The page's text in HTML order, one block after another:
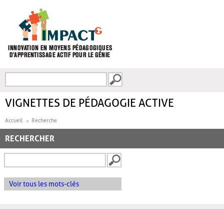
FORMULAIRE DE
VIGNETTES DE PÉDAGOGIE ACTIVE
Accueil Recherche
RECHERCHER
Voir tous les mots-clés